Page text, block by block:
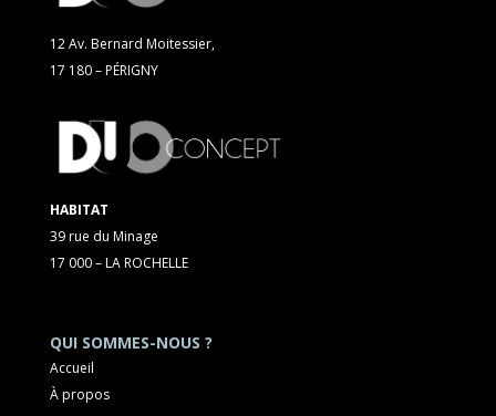
12 Av. Bernard Moitessier,
17 180 – PÉRIGNY
HABITAT
39 rue du Minage
17 000 – LA ROCHELLE
QUI SOMMES-NOUS ?
Accueil
À propos